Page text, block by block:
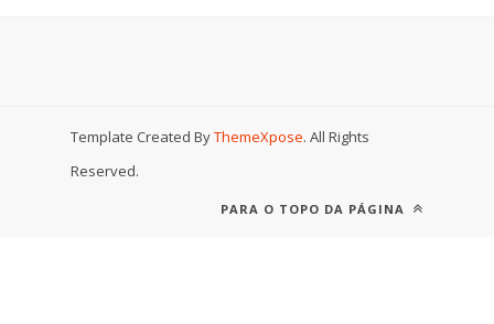
Template Created ByThemeXpose. All Rights
Reserved.
PARA O TOPO DA PÁGINA